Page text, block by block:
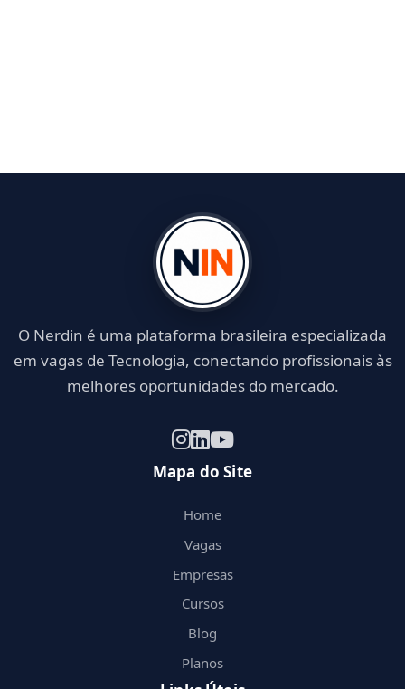
O Nerdin é uma plataforma brasileira especializada
em vagas de Tecnologia, conectando profissionais às
melhores oportunidades do mercado.
Mapa do Site
Home
Vagas
Empresas
Cursos
Blog
Planos